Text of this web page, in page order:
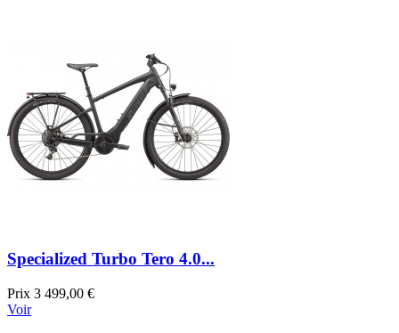
Specialized Turbo Tero 4.0...
Prix 3 499,00 €
Voir